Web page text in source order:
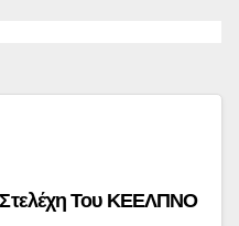
Στελέχη Του ΚΕΕΛΠΝΟ